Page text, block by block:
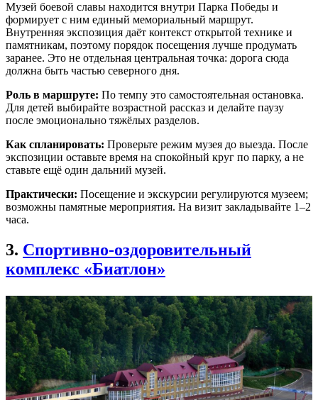
Музей боевой славы находится внутри Парка Победы и
формирует с ним единый мемориальный маршрут.
Внутренняя экспозиция даёт контекст открытой технике и
памятникам, поэтому порядок посещения лучше продумать
заранее. Это не отдельная центральная точка: дорога сюда
должна быть частью северного дня.
Роль в маршруте: По темпу это самостоятельная остановка.
Для детей выбирайте возрастной рассказ и делайте паузу
после эмоционально тяжёлых разделов.
Как спланировать: Проверьте режим музея до выезда. После
экспозиции оставьте время на спокойный круг по парку, а не
ставьте ещё один дальний музей.
Практически: Посещение и экскурсии регулируются музеем;
возможны памятные мероприятия. На визит закладывайте 1–2
часа.
3. Спортивно-оздоровительный
комплекс «Биатлон»